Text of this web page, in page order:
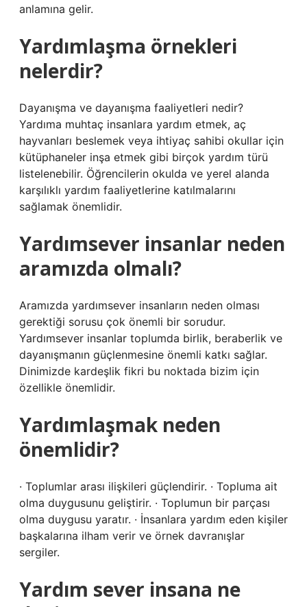
anlamına gelir.
Yardımlaşma örnekleri
nelerdir?
Dayanışma ve dayanışma faaliyetleri nedir?
Yardıma muhtaç insanlara yardım etmek, aç
hayvanları beslemek veya ihtiyaç sahibi okullar için
kütüphaneler inşa etmek gibi birçok yardım türü
listelenebilir. Öğrencilerin okulda ve yerel alanda
karşılıklı yardım faaliyetlerine katılmalarını
sağlamak önemlidir.
Yardımsever insanlar neden
aramızda olmalı?
Aramızda yardımsever insanların neden olması
gerektiği sorusu çok önemli bir sorudur.
Yardımsever insanlar toplumda birlik, beraberlik ve
dayanışmanın güçlenmesine önemli katkı sağlar.
Dinimizde kardeşlik fikri bu noktada bizim için
özellikle önemlidir.
Yardımlaşmak neden
önemlidir?
· Toplumlar arası ilişkileri güçlendirir. · Topluma ait
olma duygusunu geliştirir. · Toplumun bir parçası
olma duygusu yaratır. · İnsanlara yardım eden kişiler
başkalarına ilham verir ve örnek davranışlar
sergiler.
Yardım sever insana ne